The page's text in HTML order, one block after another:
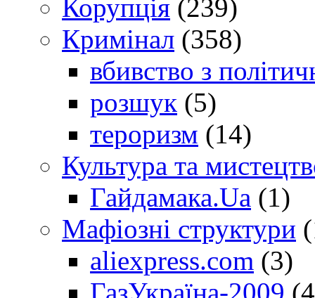
Корупція (239)
Кримінал (358)
вбивство з
розшук (5)
тероризм (14)
Культура та
Гайдамака.Ua (1)
Мафіозні структури
aliexpress.com (3)
ГазУкраїна-2009